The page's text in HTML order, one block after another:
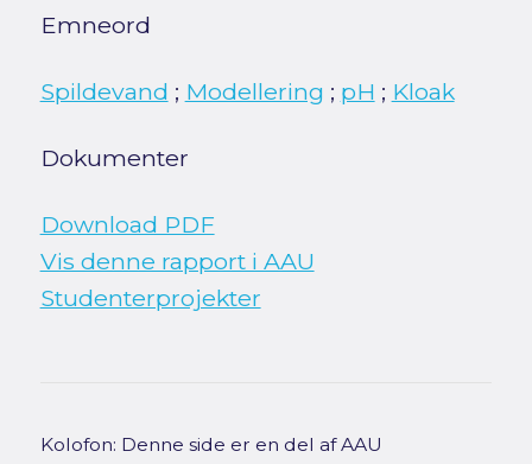
Emneord
Spildevand ; Modellering ; pH ; Kloak
Dokumenter
Download PDF
Vis denne rapport i AAU
Studenterprojekter
Kolofon: Denne side er en del af AAU